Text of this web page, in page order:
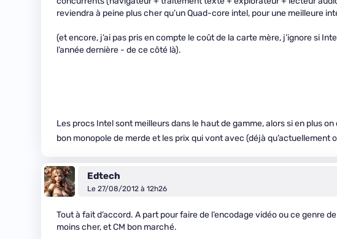
reviendra à peine plus cher qu’un Quad-core intel, pour une meilleure
(et encore, j’ai pas pris en compte le coût de la carte mère, j’ignore si
l’année dernière - de ce côté là).
Les procs Intel sont meilleurs dans le haut de gamme, alors si en plus
bon monopole de merde et les prix qui vont avec (déjà
Edtech
Le 27/08/2012 à 12h26
Tout à fait d’accord. A part pour faire de l’encodage vidéo ou ce genre
moins cher, et CM bon marché.